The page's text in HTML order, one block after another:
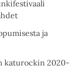
ja
katurockin 2020-